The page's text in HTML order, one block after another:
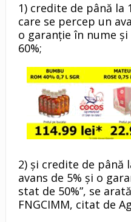
1) credite de până la
care se percep un
o garanţie în nume
60%;
2) şi credite de până
avans de 5% şi o
stat de 50%”, se
FNGCIMM, citat de